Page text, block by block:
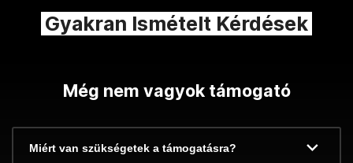
Gyakran Ismételt Kérdések
Még nem vagyok támogató
Miért van szükségetek a támogatásra?